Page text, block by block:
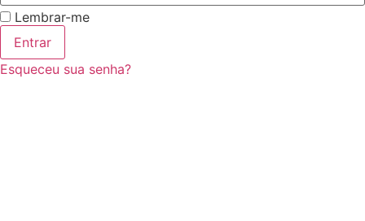
Lembrar-me
Entrar
Esqueceu sua senha?